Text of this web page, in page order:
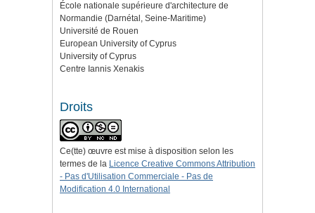
École nationale supérieure d'architecture de
Normandie (Darnétal, Seine-Maritime)
Université de Rouen
European University of Cyprus
University of Cyprus
Centre Iannis Xenakis
Droits
Ce(tte) œuvre est mise à disposition selon les
termes de la Licence Creative Commons Attribution
- Pas d'Utilisation Commerciale - Pas de
Modification 4.0 International